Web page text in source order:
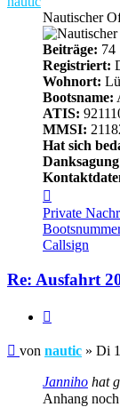
Nautischer
Beiträge: 74
Registriert:
Wohnort:
Bootsname:
ATIS:
MMSI:
Hat sich
von
nautic
Private
Callsign
Re: Ausfahrt
Beitrag
von nautic » Di
Janniho hat
Anhang